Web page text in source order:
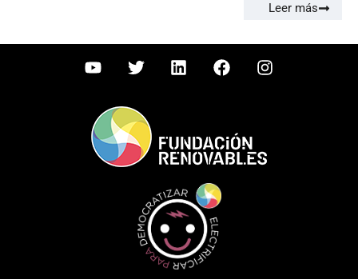
Leer más